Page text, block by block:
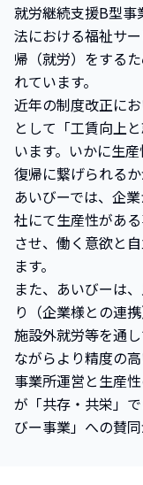
就労継続支援B型
法における福祉サ
帰（就労）をする
れています。
近年の制度改正に
として「工賃向上
います。いかに生
復帰に繋げられるか
あいびーでは、企
社にて生産性があ
させ、働く意欲と
ます。
また、あいびーは
り（企業様との連
施設外就労等を通
ながらより精度の
事業所運営と生産
が「共存・共栄」
びー事業」への賛